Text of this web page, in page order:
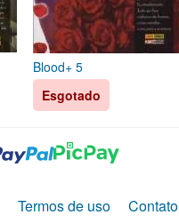
Blood+ 5
Esgotado
Termos de uso Contato